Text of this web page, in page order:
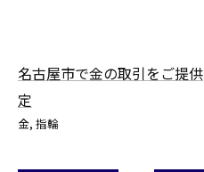
名古屋市で金の取引をご提供
定
金 指輪